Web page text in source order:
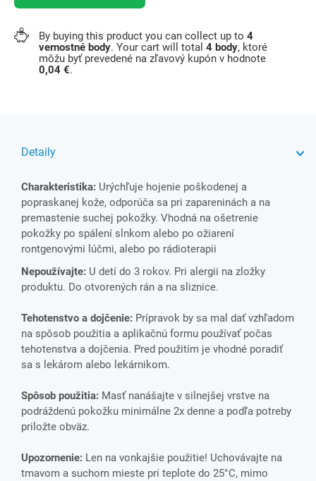
By buying this product you can collect up to 4
vernostné body. Your cart will total 4 body, ktoré
môžu byť prevedené na zľavový kupón v hodnote
0,04 €.
Detaily
Charakteristika: Urýchľuje hojenie poškodenej a
popraskanej kože, odporúča sa pri zapareninách a na
premastenie suchej pokožky. Vhodná na ošetrenie
pokožky po spálení slnkom alebo po ožiarení
rontgenovými lúčmi, alebo po rádioterapii
Nepoužívajte: U detí do 3 rokov. Pri alergii na zložky
produktu. Do otvorených rán a na sliznice.
Tehotenstvo a dojčenie: Prípravok by sa mal dať vzhľadom
na spôsob použitia a aplikačnú formu používať počas
tehotenstva a dojčenia. Pred použitím je vhodné poradiť
sa s lekárom alebo lekárnikom.
Spôsob použitia: Masť nanášajte v silnejšej vrstve na
podráždenú pokožku minimálne 2x denne a podľa potreby
priložte obväz.
Upozornenie: Len na vonkajšie použitie! Uchovávajte na
tmavom a suchom mieste pri teplote do 25°C, mimo